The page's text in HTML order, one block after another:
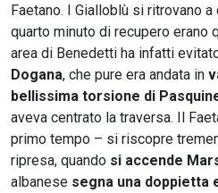
Faetano. I Gialloblù si ritrovano
quarto minuto di recupero erano
area di Benedetti ha infatti
Dogana, che pure era andata in
bellissima torsione di
aveva centrato la traversa. Il
primo tempo – si riscopre
ripresa, quando si accende
albanese segna una doppietta